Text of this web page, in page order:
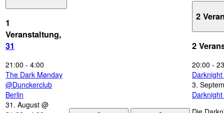
1
Veranstaltung,
31
21:00 - 4:00
The Dark Mønday
@Dunckerclub
Berlin
31. August @
2
2
20:00 -
3.